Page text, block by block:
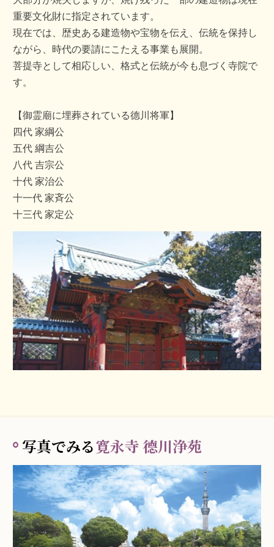
重要文化財に指定されています。
現在では、歴史ある建造物や宝物を伝え、伝統を保持し
ながら、時代の要請にこたえる事業も展開。
菩提寺として相応しい、格式と伝統が今も息づく寺院で
す。
【御霊廟に埋葬されている德川将軍】
四代 家綱公
五代 綱吉公
八代 吉宗公
十代 家治公
十一代 家斉公
十三代 家定公
写真でみる寛永寺 德川浄苑